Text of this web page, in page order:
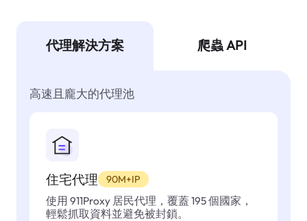
代理解決方案 爬蟲 API
高速且龐大的代理池
住宅代理 90M+IP
使用 911Proxy 居民代理，覆蓋 195 個國家，
輕鬆抓取資料並避免被封鎖。